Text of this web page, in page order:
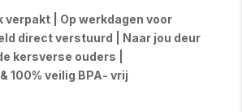
| Op werkdagen voor
direct verstuurd | Naar jou deur
kersverse ouders |
100% veilig BPA- vrij